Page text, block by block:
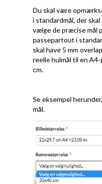
Du skal være
i standardmål, der
vælge de præcise mål
passepartout i
skal have 5 mm
reelle hulmål til en
cm.
Se eksempel
mål.